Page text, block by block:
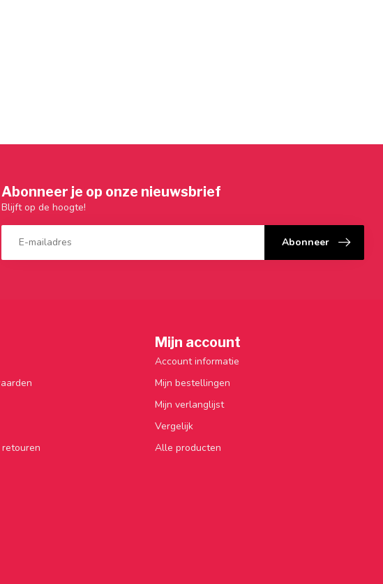
Abonneer je op onze nieuwsbrief
Blijft op de hoogte!
Abonneer
Mijn account
Account informatie
Mijn bestellingen
Mijn verlanglijst
Vergelijk
Alle producten